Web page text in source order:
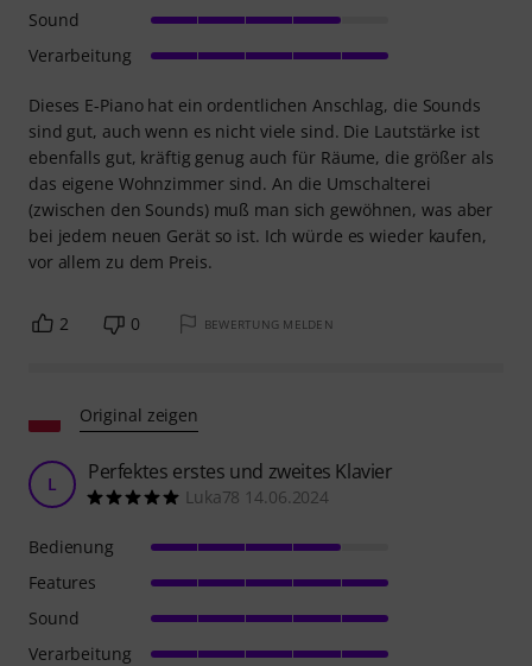
Dieses E-Piano hat ein ordentlichen Anschlag, die Sounds
sind gut, auch wenn es nicht viele sind. Die Lautstärke ist
ebenfalls gut, kräftig genug auch für Räume, die größer als
das eigene Wohnzimmer sind. An die Umschalterei
(zwischen den Sounds) muß man sich gewöhnen, was aber
bei jedem neuen Gerät so ist. Ich würde es wieder kaufen,
vor allem zu dem Preis.
Sound
Verarbeitung
2 0 BEWERTUNG MELDEN
Original zeigen
L Perfektes erstes und zweites Klavier
Luka78 14.06.2024
Bedienung
Features
Sound
Verarbeitung